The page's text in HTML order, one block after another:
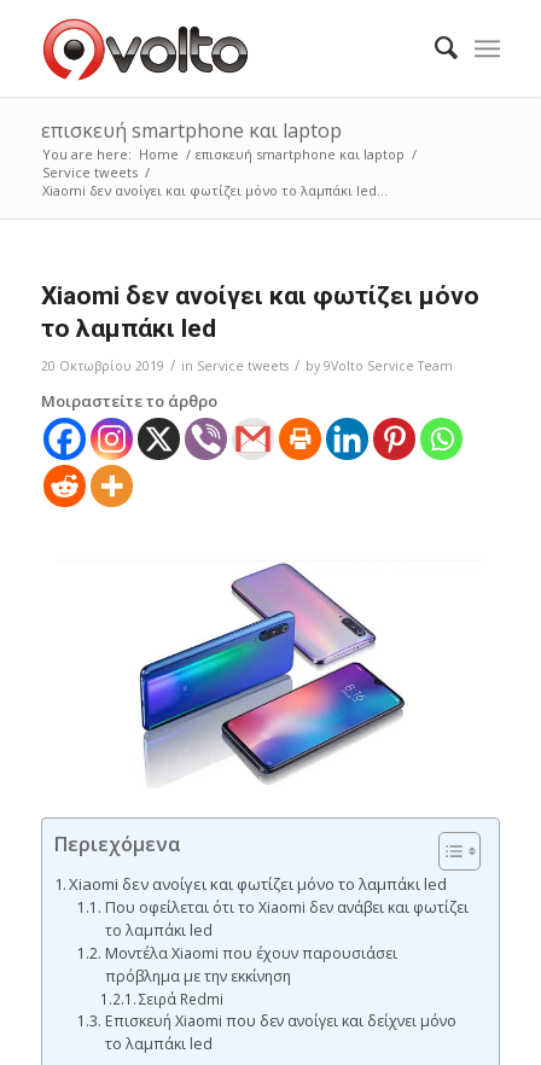
επισκευή smartphone και laptop
You are here: Home / επισκευή smartphone και laptop /
Service tweets /
Xiaomi δεν ανοίγει και φωτίζει μόνο το λαμπάκι led...
Xiaomi δεν ανοίγει και φωτίζει μόνο
το λαμπάκι led
20 Οκτωβρίου 2019 / in Service tweets / by 9Volto Service Team
Μοιραστείτε το άρθρο
Περιεχόμενα
Xiaomi δεν ανοίγει και φωτίζει μόνο το λαμπάκι led
Που οφείλεται ότι το Xiaomi δεν ανάβει και φωτίζει
το λαμπάκι led
Μοντέλα Xiaomi που έχουν παρουσιάσει
πρόβλημα με την εκκίνηση
Σειρά Redmi
Επισκευή Xiaomi που δεν ανοίγει και δείχνει μόνο
το λαμπάκι led